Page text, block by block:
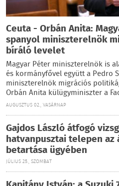
Ceuta - Orbán Anita:
spanyol miniszterelnök
bíráló levelet
Magyar Péter miniszterelnök is
és kormányfővel együtt a Pedro
miniszterelnök migrációs
Orbán Anita külügyminiszter a
AUGUSZTUS 02., VASÁRNAP
Gajdos László átfogó
hatvanpusztai telepen
betartása ügyében
JÚLIUS 25., SZOMBAT